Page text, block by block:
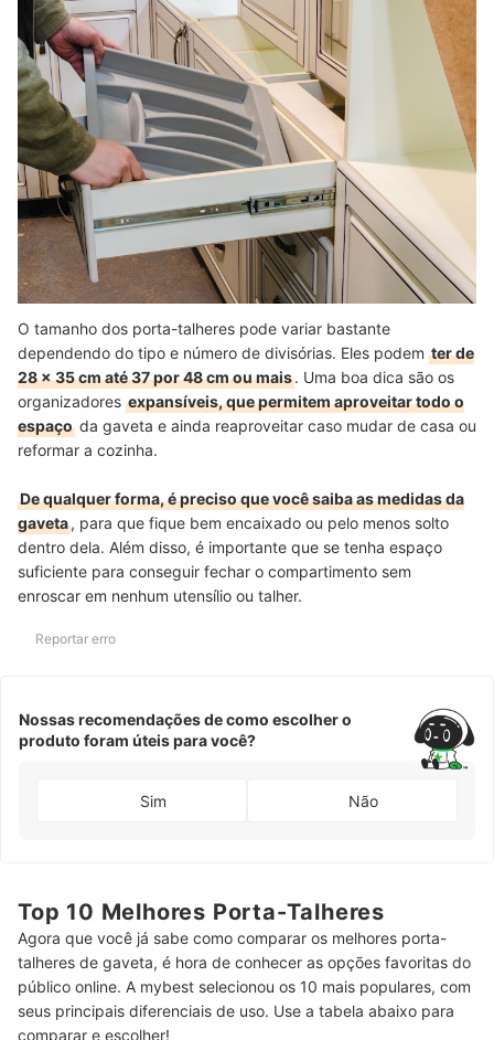
O tamanho dos porta-talheres pode variar bastante
dependendo do tipo e número de divisórias. Eles podem ter de
28 x 35 cm até 37 por 48 cm ou mais. Uma boa dica são os
organizadores expansíveis, que permitem aproveitar todo o
espaço da gaveta e ainda reaproveitar caso mudar de casa ou
reformar a cozinha.
De qualquer forma, é preciso que você saiba as medidas da
gaveta, para que fique bem encaixado ou pelo menos solto
dentro dela. Além disso, é importante que se tenha espaço
suficiente para conseguir fechar o compartimento sem
enroscar em nenhum utensílio ou talher.
Reportar erro
Nossas recomendações de como escolher o
produto foram úteis para você?
Sim Não
Top 10 Melhores Porta-Talheres
Agora que você já sabe como comparar os melhores porta-
talheres de gaveta, é hora de conhecer as opções favoritas do
público online. A mybest selecionou os 10 mais populares, com
seus principais diferenciais de uso. Use a tabela abaixo para
comparar e escolher!